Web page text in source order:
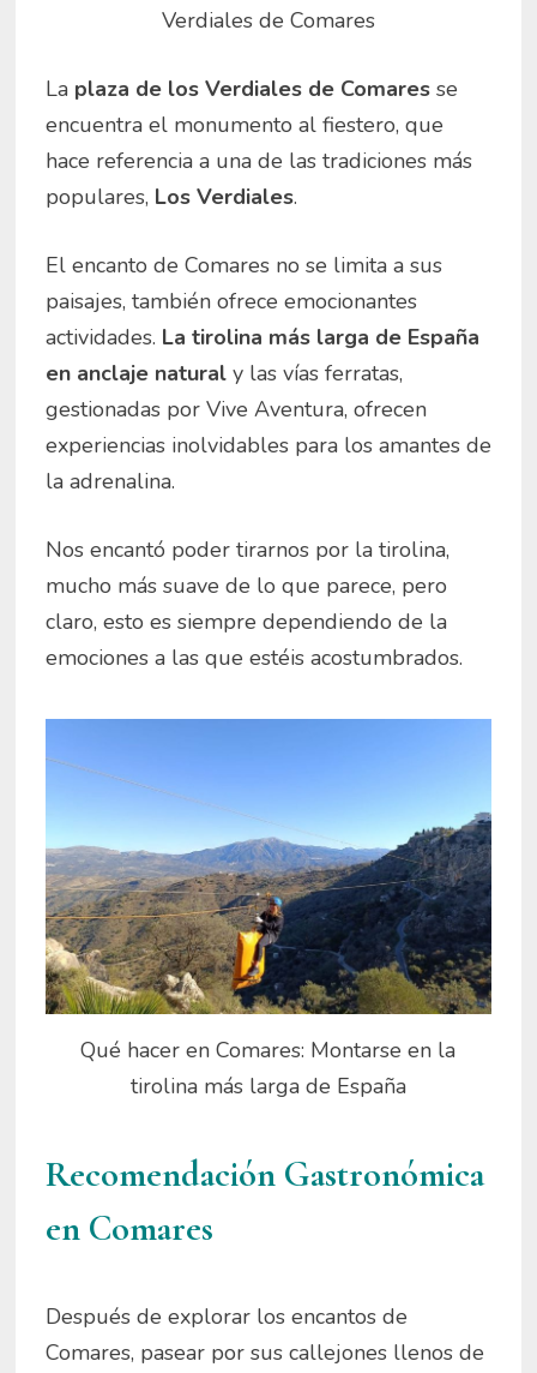
Verdiales de Comares
La plaza de los Verdiales de Comaresse
encuentra el monumento al fiestero, que
hace referencia a una de las tradiciones más
populares, Los Verdiales.
El encanto de Comares no se limita a sus
paisajes, también ofrece emocionantes
actividades. La tirolina más larga de España
en anclaje naturaly las vías ferratas,
gestionadas por Vive Aventura, ofrecen
experiencias inolvidables para los amantes de
la adrenalina.
Nos encantó poder tirarnos por la tirolina,
mucho más suave de lo que parece, pero
claro, esto es siempre dependiendo de la
emociones a las que estéis acostumbrados.
Qué hacer en Comares: Montarse en la
tirolina más larga de España
Recomendación Gastronómica
en Comares
Después de explorar los encantos de
Comares, pasear por sus callejones llenos de